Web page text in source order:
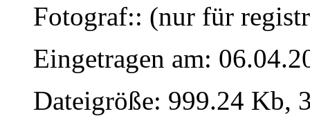
Fotograf:: (nur für
Eingetragen am:
Dateigröße: 999.24 Kb,